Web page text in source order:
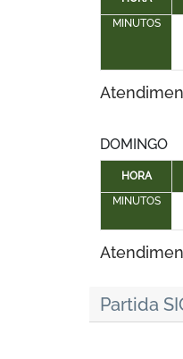
MINUTOS
DOMINGO
HORA
MINUTOS
Partida